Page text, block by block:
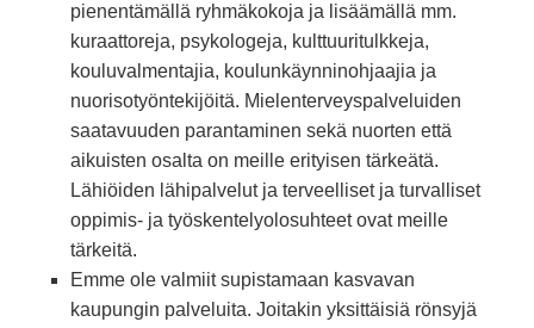
pienentämällä ryhmäkokoja ja lisäämällä mm.
kuraattoreja, psykologeja, kulttuuritulkkeja,
kouluvalmentajia, koulunkäynninohjaajia ja
nuorisotyöntekijöitä. Mielenterveyspalveluiden
saatavuuden parantaminen sekä nuorten että
aikuisten osalta on meille erityisen tärkeätä.
Lähiöiden lähipalvelut ja terveelliset ja turvalliset
oppimis- ja työskentelyolosuhteet ovat meille
tärkeitä.
Emme ole valmiit supistamaan kasvavan
kaupungin palveluita. Joitakin yksittäisiä rönsyjä